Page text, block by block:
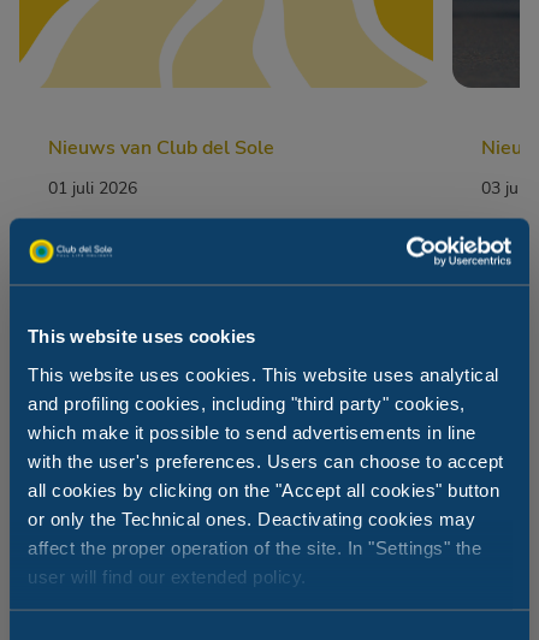
This website uses cookies
This website uses cookies. This website uses analytical
and profiling cookies, including "third party" cookies,
which make it possible to send advertisements in line
with the user's preferences. Users can choose to accept
all cookies by clicking on the "Accept all cookies" button
or only the Technical ones. Deactivating cookies may
affect the proper operation of the site. In "Settings" the
user will find our extended policy.
Nieuws van Club del Sole
01 juli 2026
Maak kennis met Club del Sole
Rewards, het loyaliteitsprogramma
waarbij de voordelen nooit ophouden
Lees
03 juni
in